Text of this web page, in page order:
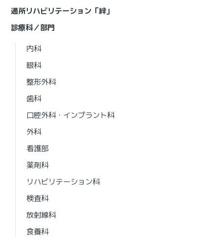
通所リハビリテーション「絆」
診療科／部門
内科
眼科
整形外科
歯科
口腔外科・インプラント科
外科
看護部
薬剤科
リハビリテーション科
検査科
放射線科
食養科